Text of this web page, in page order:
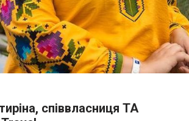
співвласниця ТА